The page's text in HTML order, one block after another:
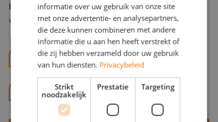
Bel of mail Benno met al jouw vragen. Benno staat
voor je klaar en helpt je graag!
benno@viajou.nl
06 13 28 62 71
informatie over uw gebruik van onze site
met onze advertentie- en analysepartners,
die deze kunnen combineren met andere
informatie die u aan hen heeft verstrekt of
die zij hebben verzameld door uw gebruik
van hun diensten. Privacybeleid
Strikt
noodzakelijk
Prestatie Targeting